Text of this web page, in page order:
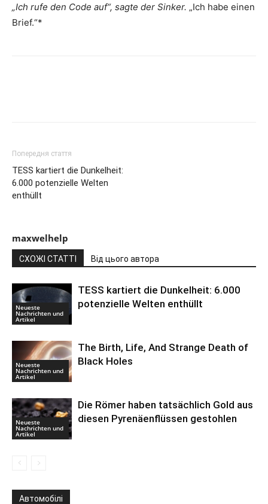
„Ich rufe den Code auf“, sagte der Sinker. „Ich habe einen
Brief.“*
Попередня стаття
TESS kartiert die Dunkelheit:
6.000 potenzielle Welten
enthüllt
maxwelhelp
СХОЖІ СТАТТІ Від цього автора
Neueste
Nachrichten und
Artikel
TESS kartiert die Dunkelheit: 6.000
potenzielle Welten enthüllt
Neueste
Nachrichten und
Artikel
The Birth, Life, And Strange Death of
Black Holes
Neueste
Nachrichten und
Artikel
Die Römer haben tatsächlich Gold aus
diesen Pyrenäenflüssen gestohlen
Автомобілі